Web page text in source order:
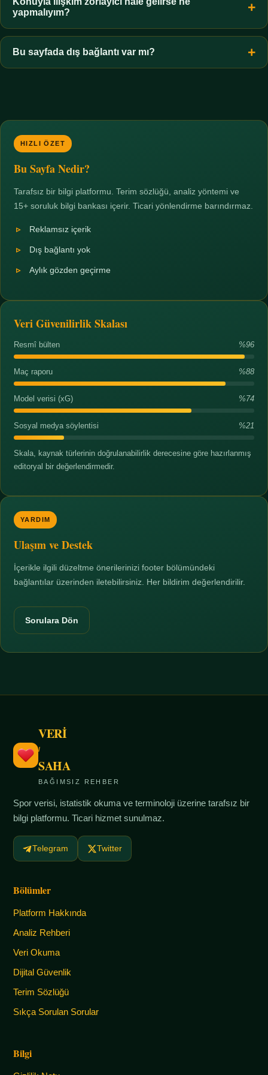
zorunluluktur.
yapmalıyım?
Zaman sınırı koyun, harcadığınız süreyi ölçün ve gerekirse
profesyonel destek alın. Türkiye'de ücretsiz danışma hatları
mevcuttur; yardım istemek güçlü bir adımdır.
Bu sayfada dış bağlantı var mı?
HIZLI ÖZET
Bu Sayfa Nedir?
Tarafsız bir bilgi platformu. Terim sözlüğü, analiz yöntemi ve
15+ soruluk bilgi bankası içerir. Ticari yönlendirme barındırmaz.
Reklamsız içerik
Dış bağlantı yok
Aylık gözden geçirme
Veri Güvenilirlik Skalası
Resmî bülten %96
Maç raporu %88
Model verisi (xG) %74
Sosyal medya söylentisi %21
Skala, kaynak türlerinin doğrulanabilirlik derecesine göre hazırlanmış
editoryal bir değerlendirmedir.
YARDIM
Ulaşım ve Destek
İçerikle ilgili düzeltme önerilerinizi footer bölümündeki
bağlantılar üzerinden iletebilirsiniz. Her bildirim değerlendirilir.
Sorulara Dön
VERİ
/
SAHA
BAĞIMSIZ REHBER
Spor verisi, istatistik okuma ve terminoloji üzerine tarafsız bir
bilgi platformu. Ticari hizmet sunulmaz.
Telegram Twitter
Bölümler
Platform Hakkında
Analiz Rehberi
Veri Okuma
Dijital Güvenlik
Terim Sözlüğü
Sıkça Sorulan Sorular
Bilgi